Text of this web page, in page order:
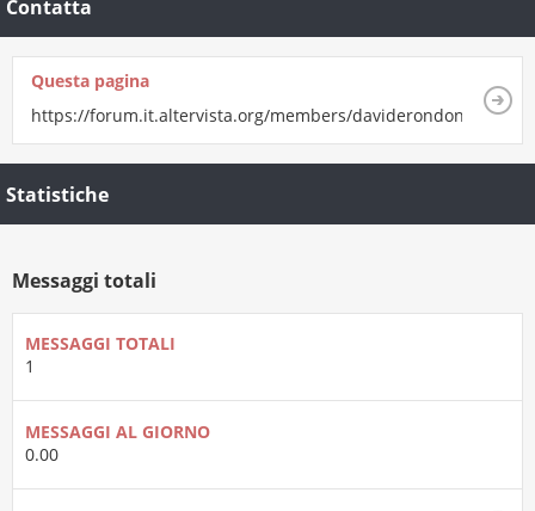
Contatta
Questa pagina
https://forum.it.altervista.org/members/daviderondoni.html
Statistiche
Messaggi totali
MESSAGGI TOTALI
1
MESSAGGI AL GIORNO
0.00